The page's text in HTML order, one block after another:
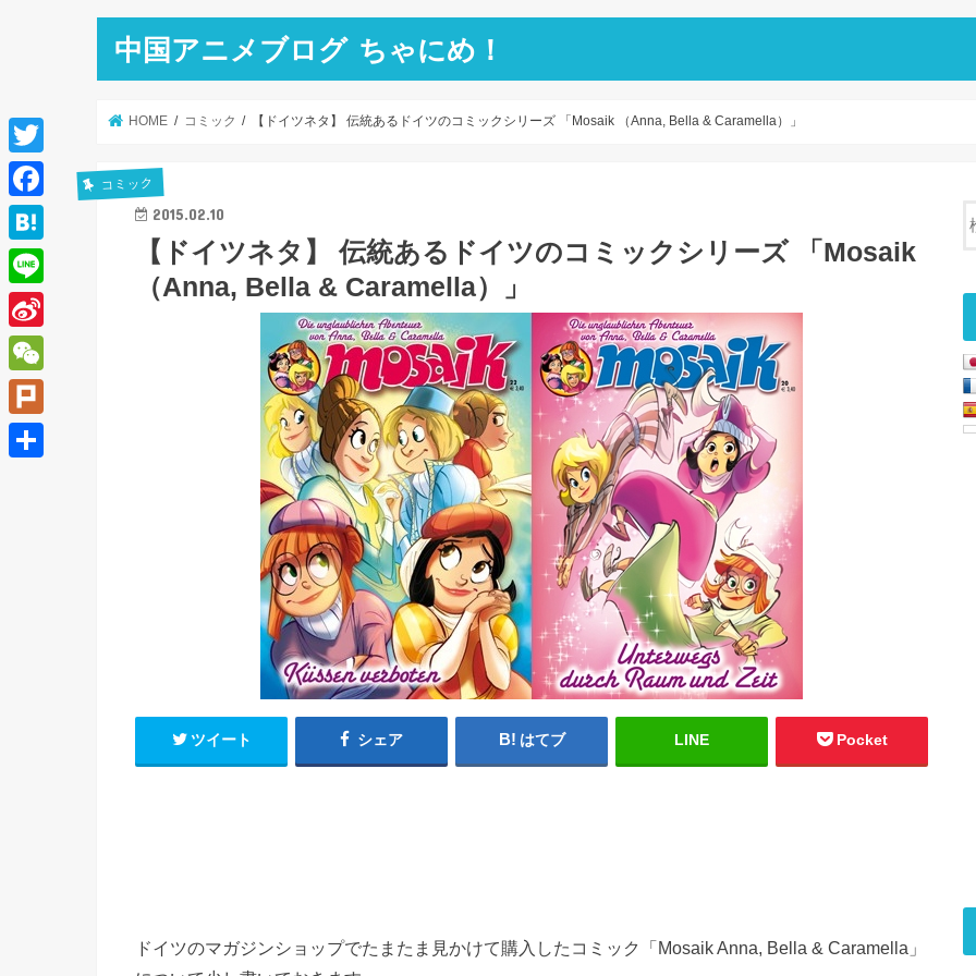
中国アニメブログ ちゃにめ！
HOME コミック 【ドイツネタ】 伝統あるドイツのコミックシリーズ 「Mosaik （Anna, Bella & Caramella）」
コミック
2015.02.10
【ドイツネタ】 伝統あるドイツのコミックシリーズ 「Mosaik
（Anna, Bella & Caramella）」
ツイート シェア はてブ LINE Pocket
ドイツのマガジンショップでたまたま見かけて購入したコミック「Mosaik Anna, Bella & Caramella」
T
w
i
t
e
r
F
a
c
e
b
o
o
k
H
a
t
e
a
L
i
n
e
S
i
n
a
W
e
C
P